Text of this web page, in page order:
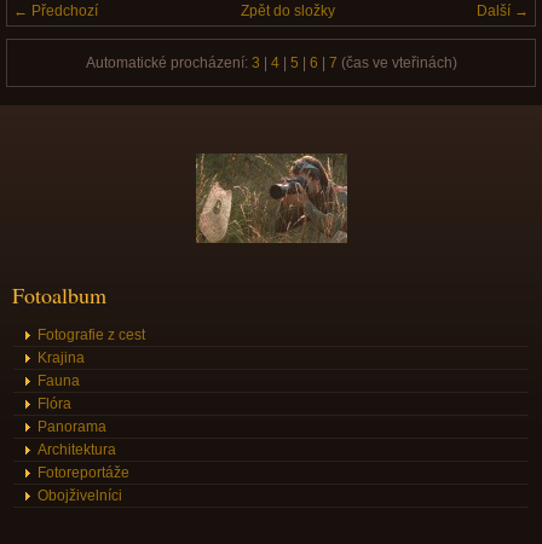
← Předchozí Další →
Zpět do složky
Automatické procházení: 3 4| 5 6 7 (čas ve vteřinách)
Fotoalbum
Fotografie z cest
Krajina
Fauna
Flóra
Panorama
Architektura
Fotoreportáže
Obojživelníci